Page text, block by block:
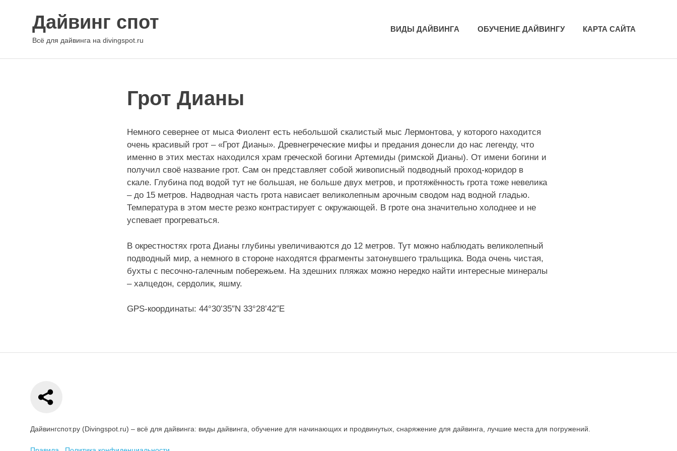
содержимомуДайвинг спот
Всё для дайвинга на divingspot.ru
ВИДЫ ДАЙВИНГА ОБУЧЕНИЕ ДАЙВИНГУ КАРТА САЙТА
Грот Дианы
Немного севернее от мыса Фиолент есть небольшой скалистый мыс Лермонтова, у которого находится
очень красивый грот – «Грот Дианы». Древнегреческие мифы и предания донесли до нас легенду, что
именно в этих местах находился храм греческой богини Артемиды (римской Дианы). От имени богини и
получил своё название грот. Сам он представляет собой живописный подводный проход-коридор в
скале. Глубина под водой тут не большая, не больше двух метров, и протяжённость грота тоже невелика
– до 15 метров. Надводная часть грота нависает великолепным арочным сводом над водной гладью.
Температура в этом месте резко контрастирует с окружающей. В гроте она значительно холоднее и не
успевает прогреваться.
В окрестностях грота Дианы глубины увеличиваются до 12 метров. Тут можно наблюдать великолепный
подводный мир, а немного в стороне находятся фрагменты затонувшего тральщика. Вода очень чистая,
бухты с песочно-галечным побережьем. На здешних пляжах можно нередко найти интересные минералы
– халцедон, сердолик, яшму.
GPS-координаты: 44°30’35″N 33°28’42″E
Дайвингспот.ру (Divingspot.ru) – всё для дайвинга: виды дайвинга, обучение для начинающих и продвинутых, снаряжение для дайвинга, лучшие места для погружений.